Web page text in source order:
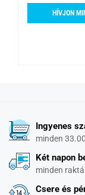
HÍVJON
Ingyenes
minden
Két napon
minden
Csere és